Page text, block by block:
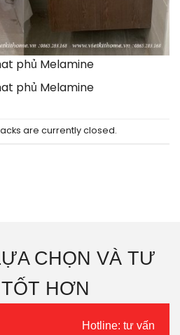
phủ Melamine
phủ Melamine
are currently closed.
CHỌN VÀ TƯ
HƠN
Hotline: tư vấn